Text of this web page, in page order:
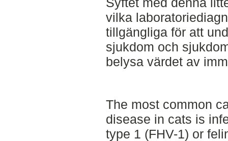
vilka
tillgängliga för att
sjukdom och
belysa värdet av
The most common
disease in cats is
type 1 (FHV-1) or